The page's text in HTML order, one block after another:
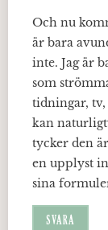
Och nu
är bara
inte. Jag är
som
tidningar, tv,
kan
tycker den
en upplyst
sina
SVARA